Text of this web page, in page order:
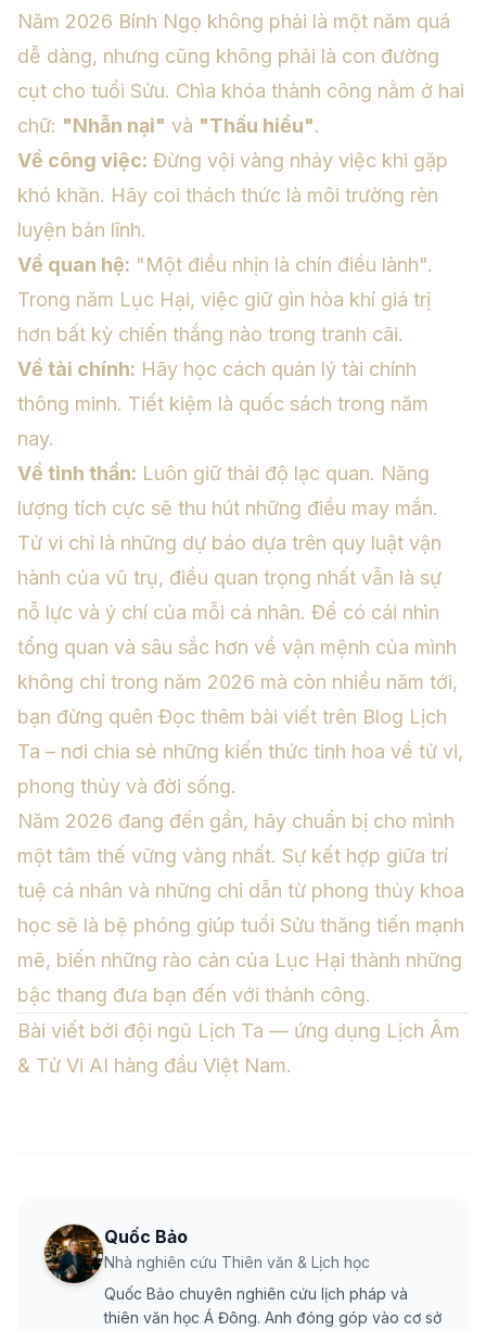
Năm 2026 Bính Ngọ không phải là một năm quá
dễ dàng, nhưng cũng không phải là con đường
cụt cho tuổi Sửu. Chìa khóa thành công nằm ở hai
chữ: "Nhẫn nại" và "Thấu hiểu".
Về công việc: Đừng vội vàng nhảy việc khi gặp
khó khăn. Hãy coi thách thức là môi trường rèn
luyện bản lĩnh.
Về quan hệ: "Một điều nhịn là chín điều lành".
Trong năm Lục Hại, việc giữ gìn hòa khí giá trị
hơn bất kỳ chiến thắng nào trong tranh cãi.
Về tài chính: Hãy học cách quản lý tài chính
thông minh. Tiết kiệm là quốc sách trong năm
nay.
Về tinh thần: Luôn giữ thái độ lạc quan. Năng
lượng tích cực sẽ thu hút những điều may mắn.
Tử vi chỉ là những dự báo dựa trên quy luật vận
hành của vũ trụ, điều quan trọng nhất vẫn là sự
nỗ lực và ý chí của mỗi cá nhân. Để có cái nhìn
tổng quan và sâu sắc hơn về vận mệnh của mình
không chỉ trong năm 2026 mà còn nhiều năm tới,
bạn đừng quên Đọc thêm bài viết trên Blog Lịch
Ta – nơi chia sẻ những kiến thức tinh hoa về tử vi,
phong thủy và đời sống.
Năm 2026 đang đến gần, hãy chuẩn bị cho mình
một tâm thế vững vàng nhất. Sự kết hợp giữa trí
tuệ cá nhân và những chỉ dẫn từ phong thủy khoa
học sẽ là bệ phóng giúp tuổi Sửu thăng tiến mạnh
mẽ, biến những rào cản của Lục Hại thành những
bậc thang đưa bạn đến với thành công.
Bài viết bởi đội ngũ Lịch Ta — ứng dụng Lịch Âm
& Tử Vi AI hàng đầu Việt Nam.
Quốc Bảo
Nhà nghiên cứu Thiên văn & Lịch học
Quốc Bảo chuyên nghiên cứu lịch pháp và
thiên văn học Á Đông. Anh đóng góp vào cơ sở